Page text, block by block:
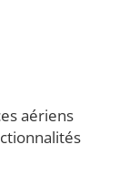
aériens